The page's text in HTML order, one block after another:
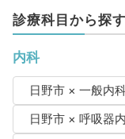
診療科目から探す
内科
日野市 × 一般内
日野市 × 呼吸器